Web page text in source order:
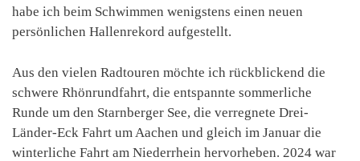
habe ich beim Schwimmen wenigstens einen neuen
persönlichen Hallenrekord aufgestellt.
Aus den vielen Radtouren möchte ich rückblickend die
schwere Rhönrundfahrt, die entspannte sommerliche
Runde um den Starnberger See, die verregnete Drei-
Länder-Eck Fahrt um Aachen und gleich im Januar die
winterliche Fahrt am Niederrhein hervorheben. 2024 war